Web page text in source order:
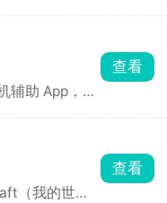
找队友，发帖
日常找汉化、
方便。
辅助 App，无
任务。能大幅
积累蜡烛、爱
查看
（我的世
查看